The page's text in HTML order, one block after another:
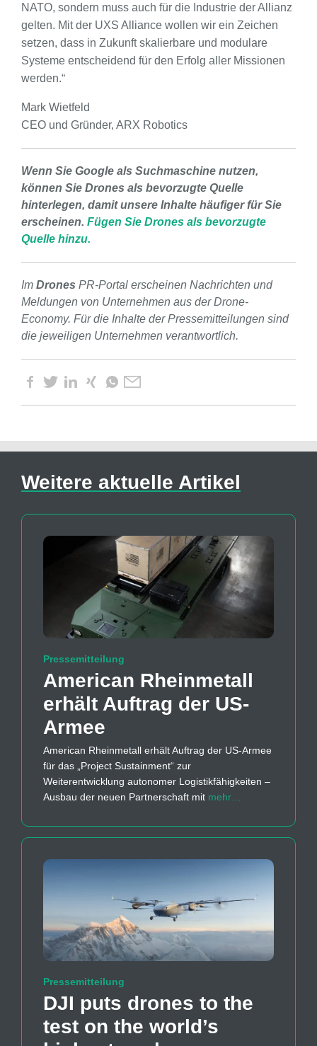
NATO, sondern muss auch für die Industrie der Allianz
gelten. Mit der UXS Alliance wollen wir ein Zeichen
setzen, dass in Zukunft skalierbare und modulare
Systeme entscheidend für den Erfolg aller Missionen
werden.“
Mark Wietfeld
CEO und Gründer, ARX Robotics
Wenn Sie Google als Suchmaschine nutzen,
können Sie Drones als bevorzugte Quelle
hinterlegen, damit unsere Inhalte häufiger für Sie
erscheinen. Fügen Sie Drones als bevorzugte
Quelle hinzu.
Im Drones PR-Portal erscheinen Nachrichten und
Meldungen von Unternehmen aus der Drone-
Economy. Für die Inhalte der Pressemitteilungen sind
die jeweiligen Unternehmen verantwortlich.
Weitere aktuelle Artikel
Pressemitteilung
American Rheinmetall
erhält Auftrag der US-
Armee
American Rheinmetall erhält Auftrag der US-Armee
für das „Project Sustainment“ zur
Weiterentwicklung autonomer Logistikfähigkeiten –
Ausbau der neuen Partnerschaft mit mehr…
Pressemitteilung
DJI puts drones to the
test on the world’s